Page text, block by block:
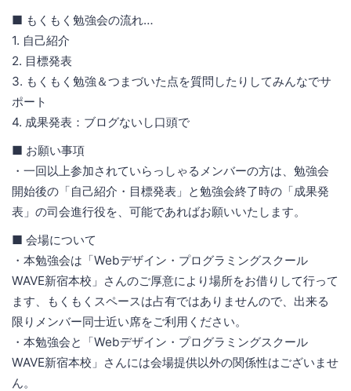
■ もくもく勉強会の流れ…
1. 自己紹介
2. 目標発表
3. もくもく勉強＆つまづいた点を質問したりしてみんなでサ
ポート
4. 成果発表：ブログないし口頭で
■ お願い事項
・一回以上参加されていらっしゃるメンバーの方は、勉強会
開始後の「自己紹介・目標発表」と勉強会終了時の「成果発
表」の司会進行役を、可能であればお願いいたします。
■ 会場について
・本勉強会は「Webデザイン・プログラミングスクール
WAVE新宿本校」さんのご厚意により場所をお借りして行って
ます、もくもくスペースは占有ではありませんので、出来る
限りメンバー同士近い席をご利用ください。
・本勉強会と「Webデザイン・プログラミングスクール
WAVE新宿本校」さんには会場提供以外の関係性はございませ
ん。